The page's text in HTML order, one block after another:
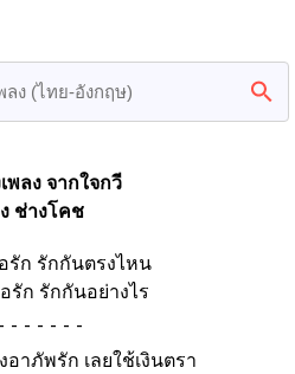
พลง จากใจกวี
ช่างโคช
รัก รักกันตรงไหน
รัก รักกันอย่างไร
-
าภัพรัก เลยใช้เงินตรา